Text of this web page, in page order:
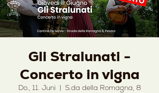
Gli Stralunati -
Concerto in vigna
Do., 11. Juni
  |
S.da della Romagna, 8